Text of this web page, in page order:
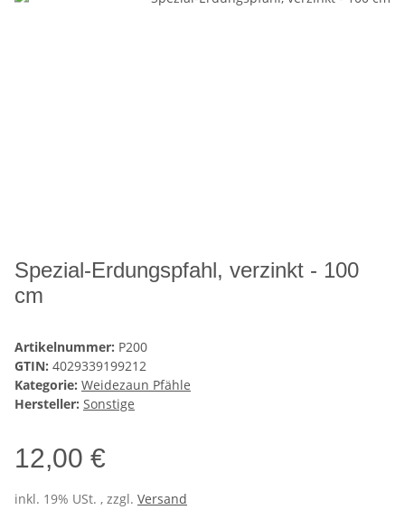
Spezial-Erdungspfahl, verzinkt - 100
cm
Artikelnummer: P200
GTIN: 4029339199212
Kategorie: Weidezaun Pfähle
Hersteller: Sonstige
12,00 €
inkl. 19% USt. , zzgl. Versand